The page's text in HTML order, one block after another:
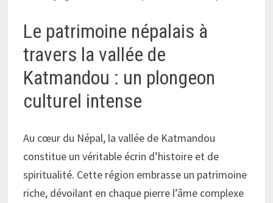
Le patrimoine népalais à
travers la vallée de
Katmandou : un plongeon
culturel intense
Au cœur du Népal, la vallée de Katmandou
constitue un véritable écrin d’histoire et de
spiritualité. Cette région embrasse un patrimoine
riche, dévoilant en chaque pierre l’âme complexe